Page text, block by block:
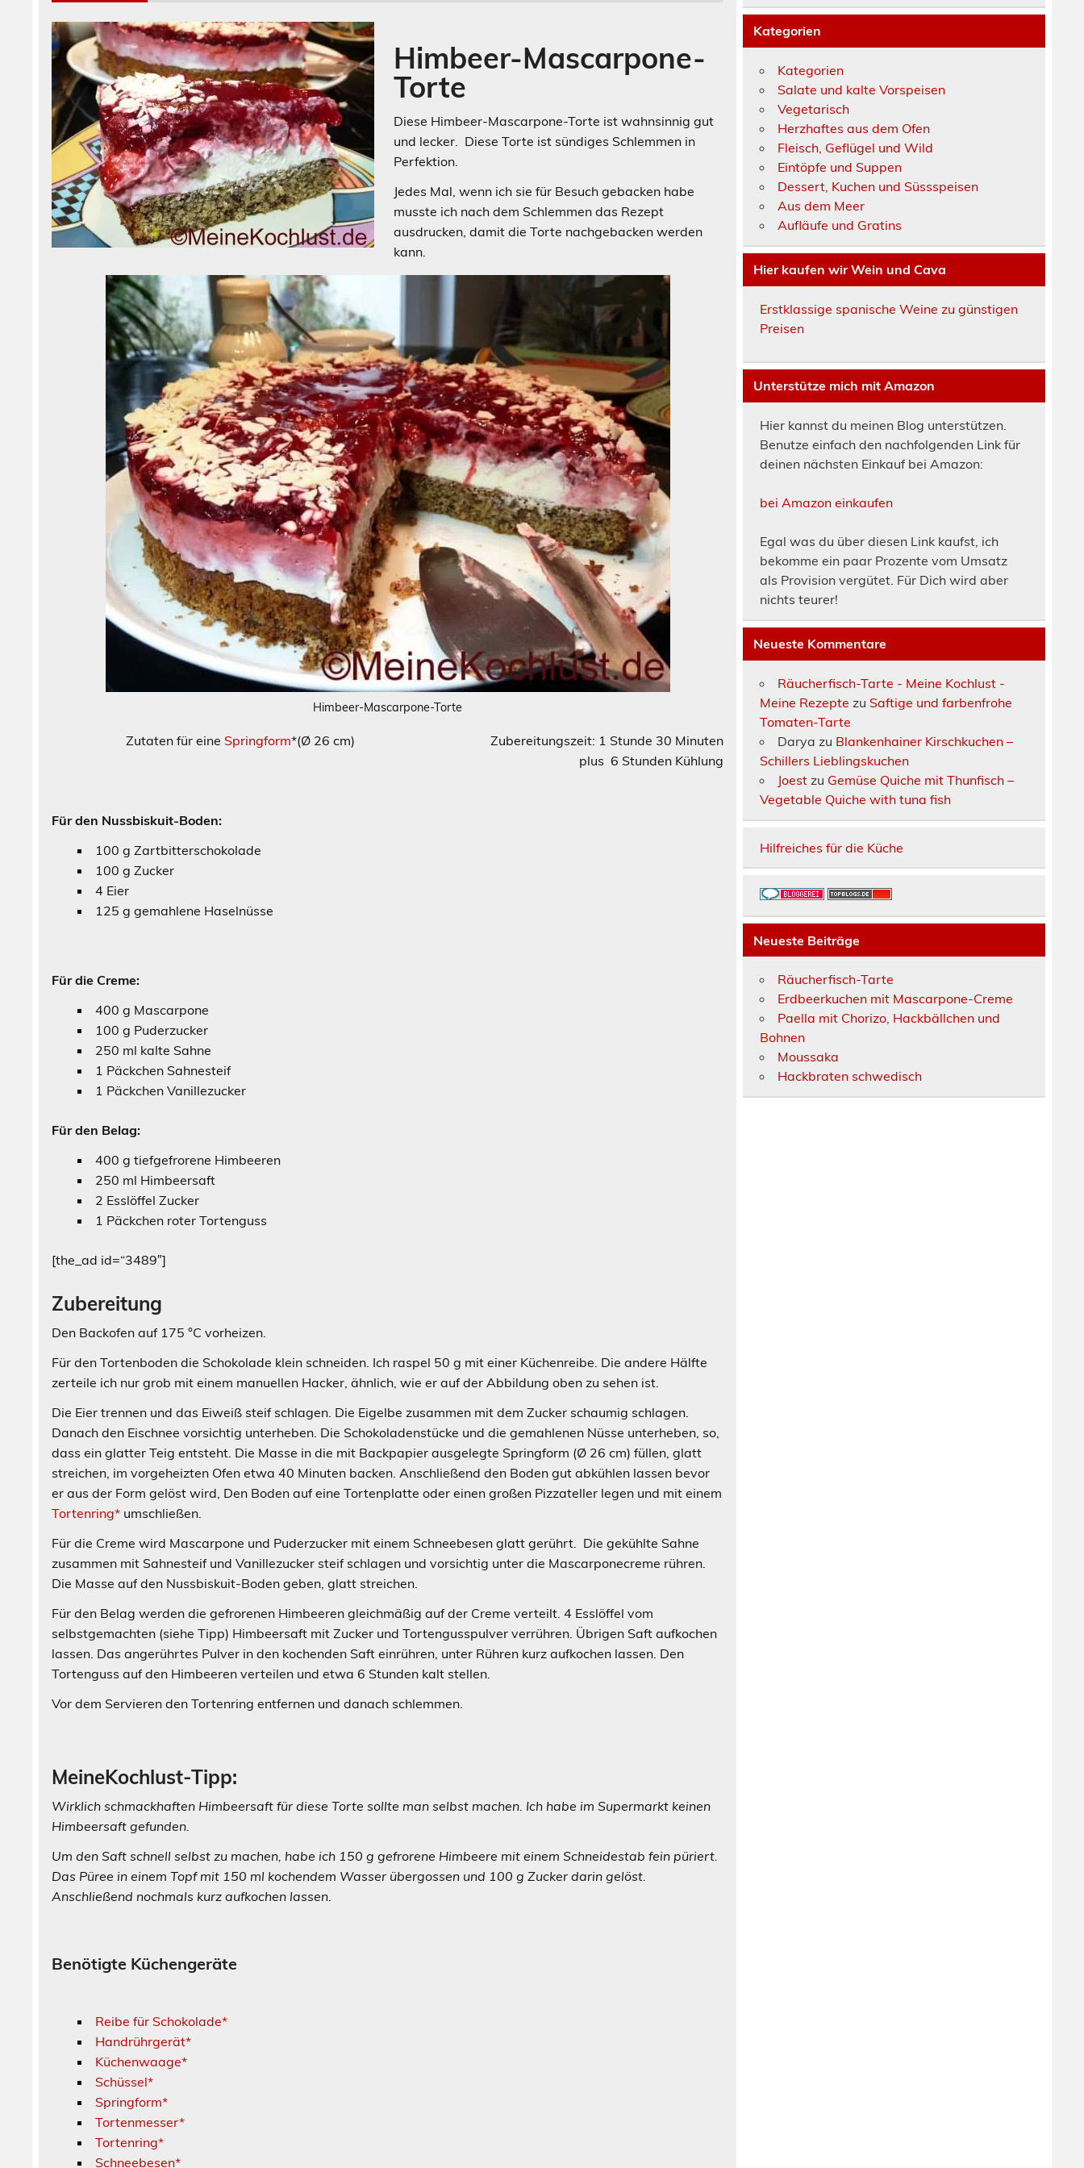
Himbeer-Mascarpone-
Torte
Diese Himbeer-Mascarpone-Torte ist wahnsinnig gut
und lecker. Diese Torte ist sündiges Schlemmen in
Perfektion.
Jedes Mal, wenn ich sie für Besuch gebacken habe
musste ich nach dem Schlemmen das Rezept
ausdrucken, damit die Torte nachgebacken werden
kann.
Himbeer-Mascarpone-Torte
Zutaten für eine Springform*(Ø 26 cm) Zubereitungszeit: 1 Stunde 30 Minuten
plus 6 Stunden Kühlung
Für den Nussbiskuit-Boden:
100 g Zartbitterschokolade
100 g Zucker
4 Eier
125 g gemahlene Haselnüsse
Für die Creme:
400 g Mascarpone
100 g Puderzucker
250 ml kalte Sahne
1 Päckchen Sahnesteif
1 Päckchen Vanillezucker
Für den Belag:
400 g tiefgefrorene Himbeeren
250 ml Himbeersaft
2 Esslöffel Zucker
1 Päckchen roter Tortenguss
[the_ad id=“3489″]
Zubereitung
Den Backofen auf 175 °C vorheizen.
Für den Tortenboden die Schokolade klein schneiden. Ich raspel 50 g mit einer Küchenreibe. Die andere Hälfte
zerteile ich nur grob mit einem manuellen Hacker, ähnlich, wie er auf der Abbildung oben zu sehen ist.
Die Eier trennen und das Eiweiß steif schlagen. Die Eigelbe zusammen mit dem Zucker schaumig schlagen.
Danach den Eischnee vorsichtig unterheben. Die Schokoladenstücke und die gemahlenen Nüsse unterheben, so,
dass ein glatter Teig entsteht. Die Masse in die mit Backpapier ausgelegte Springform (Ø 26 cm) füllen, glatt
streichen, im vorgeheizten Ofen etwa 40 Minuten backen. Anschließend den Boden gut abkühlen lassen bevor
er aus der Form gelöst wird, Den Boden auf eine Tortenplatte oder einen großen Pizzateller legen und mit einem
Tortenring* umschließen.
Für die Creme wird Mascarpone und Puderzucker mit einem Schneebesen glatt gerührt. Die gekühlte Sahne
zusammen mit Sahnesteif und Vanillezucker steif schlagen und vorsichtig unter die Mascarponecreme rühren.
Die Masse auf den Nussbiskuit-Boden geben, glatt streichen.
Für den Belag werden die gefrorenen Himbeeren gleichmäßig auf der Creme verteilt. 4 Esslöffel vom
selbstgemachten (siehe Tipp) Himbeersaft mit Zucker und Tortengusspulver verrühren. Übrigen Saft aufkochen
lassen. Das angerührtes Pulver in den kochenden Saft einrühren, unter Rühren kurz aufkochen lassen. Den
Tortenguss auf den Himbeeren verteilen und etwa 6 Stunden kalt stellen.
Vor dem Servieren den Tortenring entfernen und danach schlemmen.
MeineKochlust-Tipp:
Wirklich schmackhaften Himbeersaft für diese Torte sollte man selbst machen. Ich habe im Supermarkt keinen
Himbeersaft gefunden.
Um den Saft schnell selbst zu machen, habe ich 150 g gefrorene Himbeere mit einem Schneidestab fein püriert.
Das Püree in einem Topf mit 150 ml kochendem Wasser übergossen und 100 g Zucker darin gelöst.
Anschließend nochmals kurz aufkochen lassen.
Benötigte Küchengeräte
Reibe für Schokolade*
Handrührgerät*
Küchenwaage*
Schüssel*
Springform*
Tortenmesser*
Tortenring*
Schneebesen*
Kategorien
Kategorien
Salate und kalte Vorspeisen
Vegetarisch
Herzhaftes aus dem Ofen
Fleisch, Geflügel und Wild
Eintöpfe und Suppen
Dessert, Kuchen und Süssspeisen
Aus dem Meer
Aufläufe und Gratins
Hier kaufen wir Wein und Cava
Erstklassige spanische Weine zu günstigen
Preisen
Unterstütze mich mit Amazon
Hier kannst du meinen Blog unterstützen.
Benutze einfach den nachfolgenden Link für
deinen nächsten Einkauf bei Amazon:
bei Amazon einkaufen
Egal was du über diesen Link kaufst, ich
bekomme ein paar Prozente vom Umsatz
als Provision vergütet. Für Dich wird aber
nichts teurer!
Neueste Kommentare
Räucherfisch-Tarte - Meine Kochlust -
Meine Rezepte zu Saftige und farbenfrohe
Tomaten-Tarte
Darya zu Blankenhainer Kirschkuchen –
Schillers Lieblingskuchen
Joest zu Gemüse Quiche mit Thunfisch –
Vegetable Quiche with tuna fish
Hilfreiches für die Küche
Neueste Beiträge
Räucherfisch-Tarte
Erdbeerkuchen mit Mascarpone-Creme
Paella mit Chorizo, Hackbällchen und
Bohnen
Moussaka
Hackbraten schwedisch